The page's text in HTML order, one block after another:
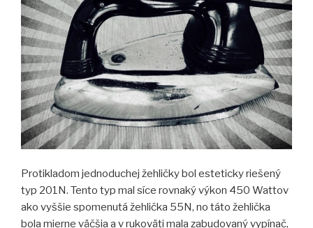
Protikladom jednoduchej žehličky bol esteticky riešený
typ 201N. Tento typ mal síce rovnaký výkon 450 Wattov
ako vyššie spomenutá žehlička 55N, no táto žehlička
bola mierne väčšia a v rukoväti mala zabudovaný vypínač,